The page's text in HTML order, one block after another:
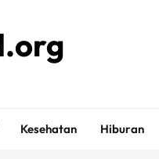
Kesehatan Hiburan